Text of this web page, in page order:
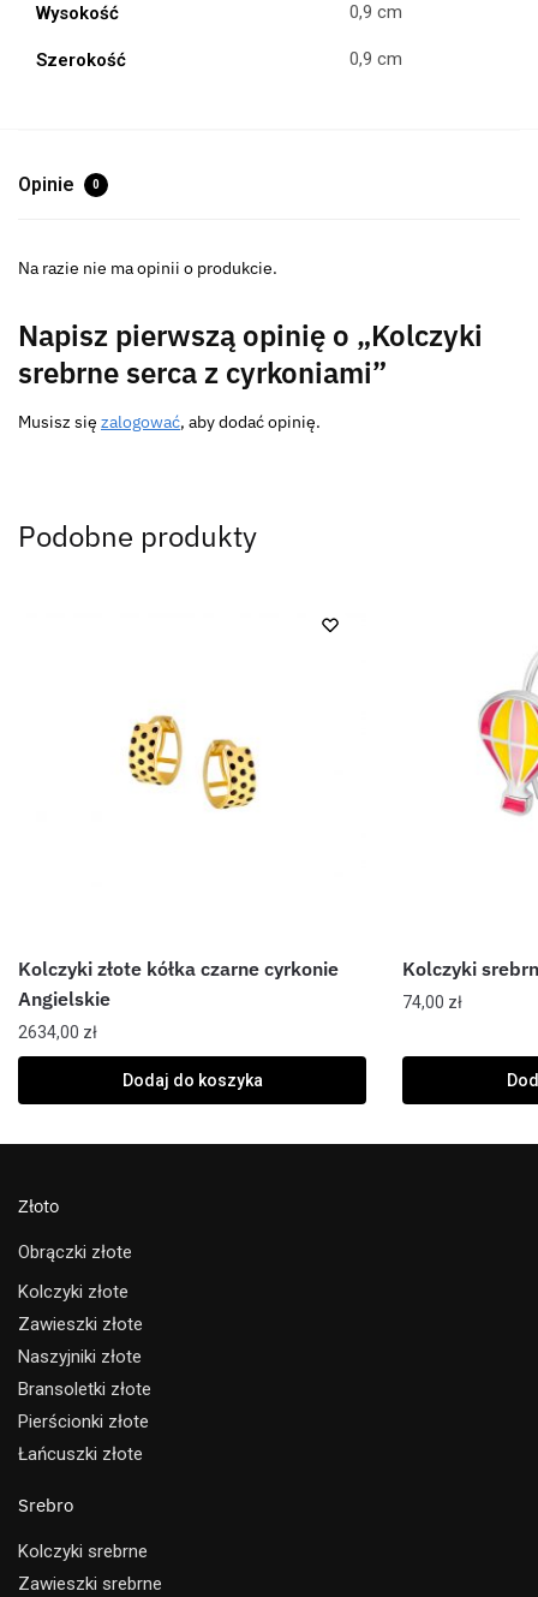
Wysokość 0,9 cm
Szerokość 0,9 cm
Opinie 0
Na razie nie ma opinii o produkcie.
Napisz pierwszą opinię o „Kolczyki
srebrne serca z cyrkoniami”
Musisz się zalogować, aby dodać opinię.
Podobne produkty
Kolczyki złote kółka czarne cyrkonie
Angielskie
2634,00 zł
Dodaj do koszyka
Kolczyki
74,00 zł
Złoto
Obrączki złote
Kolczyki złote
Zawieszki złote
Naszyjniki złote
Bransoletki złote
Pierścionki złote
Łańcuszki złote
Srebro
Kolczyki srebrne
Zawieszki srebrne